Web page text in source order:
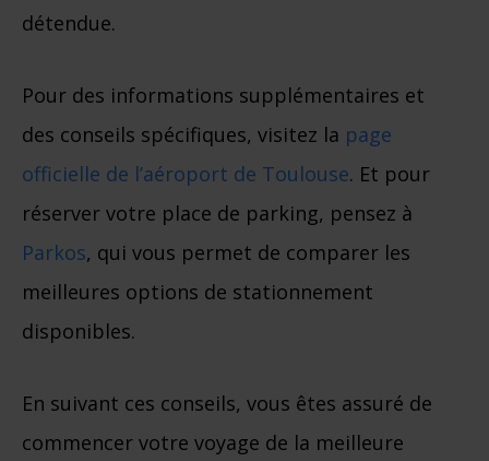
détendue.
Pour des informations supplémentaires et
des conseils spécifiques, visitez la page
officielle de l’aéroport de Toulouse. Et pour
réserver votre place de parking, pensez à
Parkos, qui vous permet de comparer les
meilleures options de stationnement
disponibles.
En suivant ces conseils, vous êtes assuré de
commencer votre voyage de la meilleure